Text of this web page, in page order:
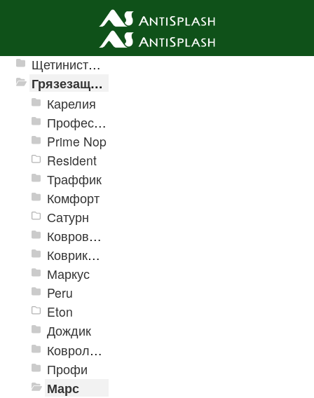
Ячеистые грязезащитные покрытия
Щетинистые покрытия
Грязезащитные, влаговпитывающие покрытия
Карелия
Профессиональные грязезащитные ковры AntiSplash Carpet
Prime Nop
Resident
Траффик
Комфорт
Сатурн
Ковровое покрытие "Цикада"
Коврики «Heavy» на резиновой подложке
Маркус
Peru
Eton
Дождик
Ковролиновые дорожки «Rekord»
Профи
Марс